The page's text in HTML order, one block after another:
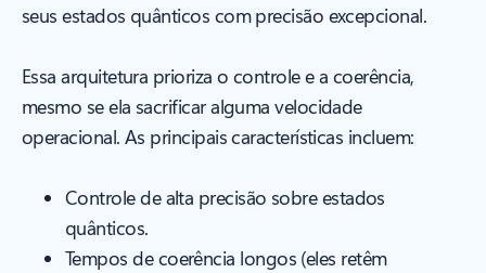
seus estados quânticos com precisão excepcional.
Essa arquitetura prioriza o controle e a coerência,
mesmo se ela sacrificar alguma velocidade
operacional. As principais características incluem:
Controle de alta precisão sobre estados
quânticos.
Tempos de coerência longos (eles retêm